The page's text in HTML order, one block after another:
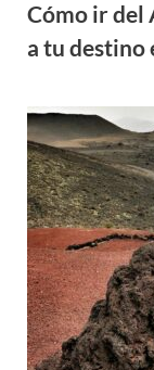
Cómo ir del
a tu destino